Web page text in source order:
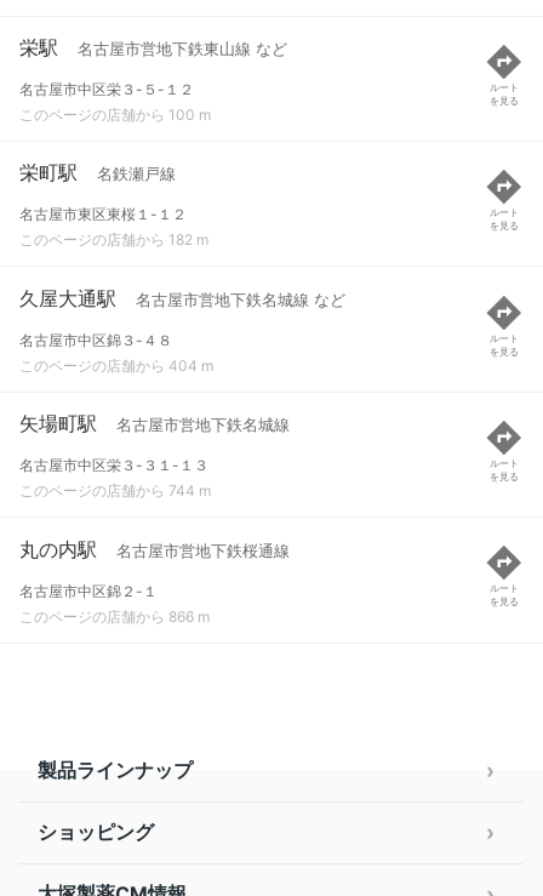
栄駅 名古屋市営地下鉄東山線 など
名古屋市中区栄３-５-１２
このページの店舗から 100 m
ルート
を見る
栄町駅 名鉄瀬戸線
名古屋市東区東桜１-１２
このページの店舗から 182 m
ルート
を見る
久屋大通駅 名古屋市営地下鉄名城線 など
名古屋市中区錦３-４８
このページの店舗から 404 m
ルート
を見る
矢場町駅 名古屋市営地下鉄名城線
名古屋市中区栄３-３１-１３
このページの店舗から 744 m
ルート
を見る
丸の内駅 名古屋市営地下鉄桜通線
名古屋市中区錦２-１
このページの店舗から 866 m
ルート
を見る
製品ラインナップ
ショッピング